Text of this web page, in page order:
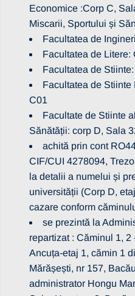
Economice :Corp C,
Miscarii, Sportului și
Facultatea de
Facultatea de Litere:
Facultatea de
Facultatea de
C01
Facultate de Stiinte
Sănătății: corp D, Sala
achită prin cont
CIF/CUI 4278094,
la detalii a numelui și
universității (Corp D,
cazare conform
se prezintă la
repartizat : Căminul 1,
Ancuța-etaj 1, cămin 1
Mărășești, nr 157,
administrator Hongu